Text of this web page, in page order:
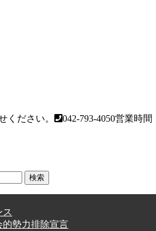
ください。 042-793-4050営業時間
勢力排除宣言